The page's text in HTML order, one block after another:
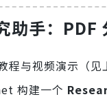
助手：PDF
程与视频演示（见
构建一个